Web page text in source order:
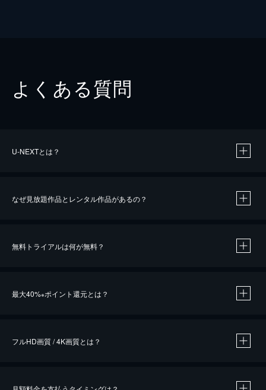
よくある質問
U-NEXTとは？
なぜ見放題作品とレンタル作品があるの？
無料トライアルは何が無料？
最大40%※ポイント還元とは？
フルHD画質 / 4K画質とは？